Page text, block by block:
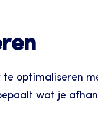
optimaliseren
wat je